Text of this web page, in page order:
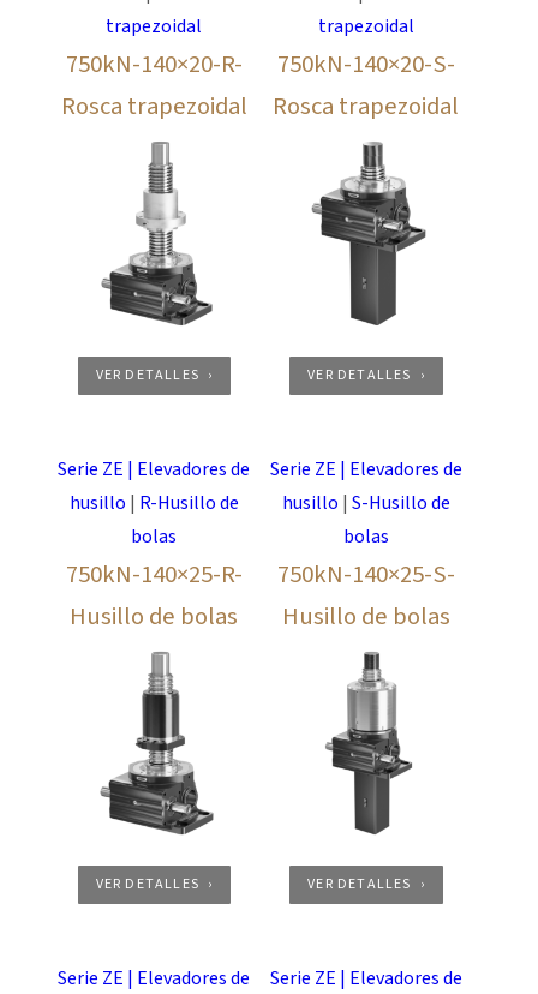
trapezoidal
750kN-140×20-R-
Rosca trapezoidal
VER DETALLES
trapezoidal
750kN-140×20-S-
Rosca trapezoidal
VER DETALLES
Serie ZE | Elevadores de
husillo | R-Husillo de
bolas
750kN-140×25-R-
Husillo de bolas
VER DETALLES
Serie ZE | Elevadores de
husillo | S-Husillo de
bolas
750kN-140×25-S-
Husillo de bolas
VER DETALLES
Serie ZE | Elevadores de
Serie ZE | Elevadores de